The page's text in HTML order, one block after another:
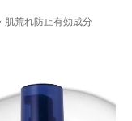
肌荒れ防止有効成分